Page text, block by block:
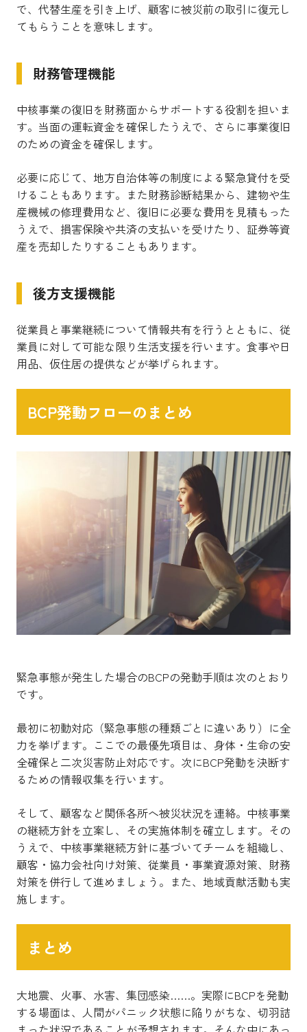
で、代替生産を引き上げ、顧客に被災前の取引に復元し
てもらうことを意味します。
財務管理機能
中核事業の復旧を財務面からサポートする役割を担いま
す。当面の運転資金を確保したうえで、さらに事業復旧
のための資金を確保します。
必要に応じて、地方自治体等の制度による緊急貸付を受
けることもあります。また財務診断結果から、建物や生
産機械の修理費用など、復旧に必要な費用を見積もった
うえで、損害保険や共済の支払いを受けたり、証券等資
産を売却したりすることもあります。
後方支援機能
従業員と事業継続について情報共有を行うとともに、従
業員に対して可能な限り生活支援を行います。食事や日
用品、仮住居の提供などが挙げられます。
BCP発動フローのまとめ
緊急事態が発生した場合のBCPの発動手順は次のとおり
です。
最初に初動対応（緊急事態の種類ごとに違いあり）に全
力を挙げます。ここでの最優先項目は、身体・生命の安
全確保と二次災害防止対応です。次にBCP発動を決断す
るための情報収集を行います。
そして、顧客など関係各所へ被災状況を連絡。中核事業
の継続方針を立案し、その実施体制を確立します。その
うえで、中核事業継続方針に基づいてチームを組織し、
顧客・協力会社向け対策、従業員・事業資源対策、財務
対策を併行して進めましょう。また、地域貢献活動も実
施します。
まとめ
大地震、火事、水害、集団感染……。実際にBCPを発動
する場面は、人間がパニック状態に陥りがちな、切羽詰